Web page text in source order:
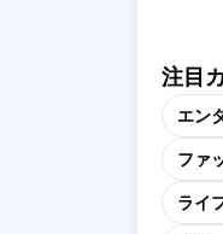
注目
エン
ファ
ライ